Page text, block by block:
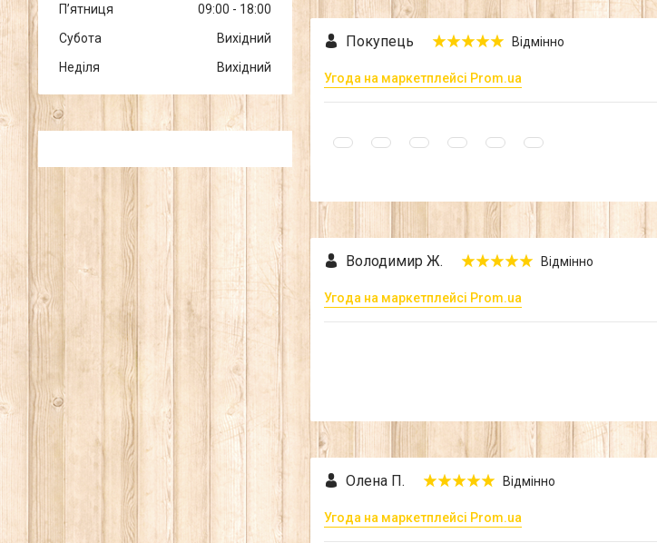
Покупець Відмінно
Угода на маркетплейсі Prom.ua
Володимир Ж. Відмінно
Угода на маркетплейсі Prom.ua
Олена П. Відмінно
Угода на маркетплейсі Prom.ua
Пʼятниця
09:00
18:00
Субота
Вихідний
Неділя
Вихідний